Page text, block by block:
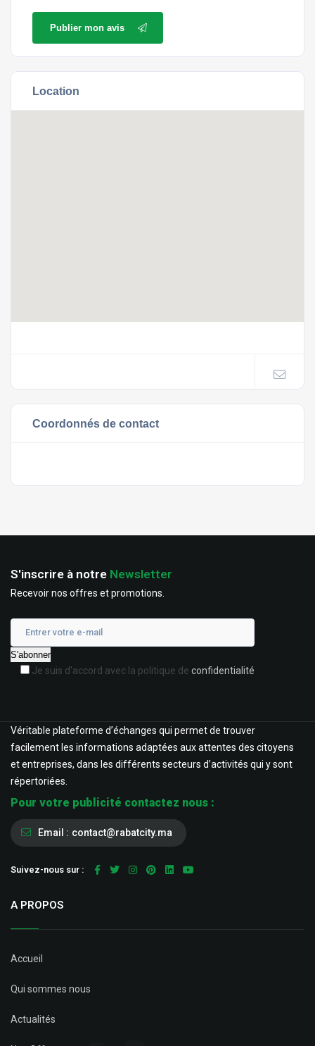
Publier mon avis
Location
Coordonnés de contact
S'inscrire à notre Newsletter
Recevoir nos offres et promotions.
Je suis d'accord avec la politique de confidentialité
Véritable plateforme d’échanges qui permet de trouver
facilement les informations adaptées aux attentes des citoyens
et entreprises, dans les différents secteurs d’activités qui y sont
répertoriées.
Pour votre publicité contactez nous :
Email : contact@rabatcity.ma
Suivez-nous sur :
A PROPOS
Accueil
Qui sommes nous
Actualités